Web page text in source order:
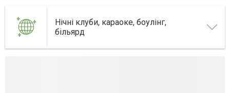
Нічні клуби, караоке, боулінг,
більярд